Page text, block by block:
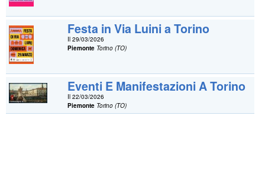
Festa in Via Luini a Torino
Il 29/03/2026
Piemonte Torino (TO)
Eventi E Manifestazioni A Torino
Il 22/03/2026
Piemonte Torino (TO)